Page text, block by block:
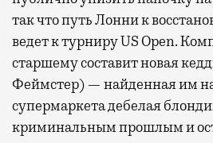
Бизнес-зал становится местом,
провести переговоры,
выпить кофе, наблюдая сквозь
окна за тем, как взлетают и
самолеты. В Москве нет
так что путь Лонни к
ведет к турниру US Open.
старшему составит новая
Феймстер) — найденная им
супермаркета дебелая
криминальным прошлым и